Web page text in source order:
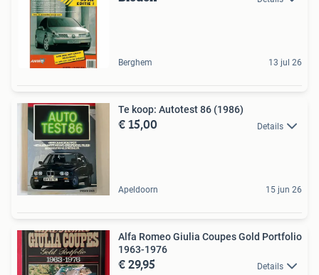
Berghem 13 jul 26
Te koop: Autotest 86 (1986)
€ 15,00 Details
Apeldoorn 15 jun 26
Alfa Romeo Giulia Coupes Gold Portfolio
1963-1976
€ 29,95 Details